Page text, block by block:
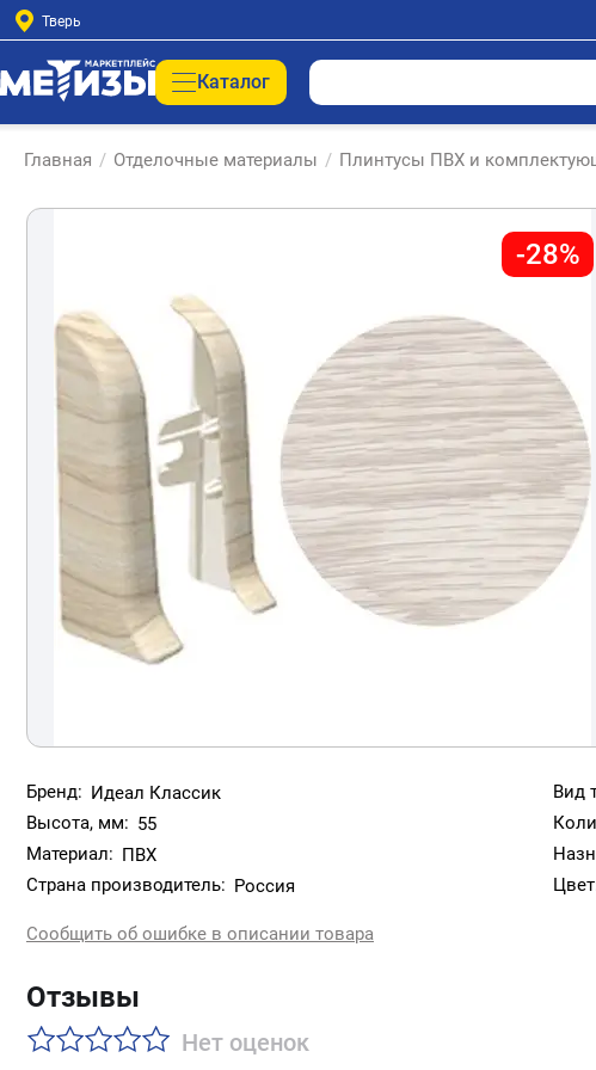
Тверь
Каталог
Главная / Отделочные материалы / Плинтусы ПВХ и
-28%
Бренд: Идеал Классик Вид
Высота, мм: 55
Материал: ПВХ
Страна производитель: Россия
Сообщить об ошибке в описании товара
Отзывы
Нет оценок